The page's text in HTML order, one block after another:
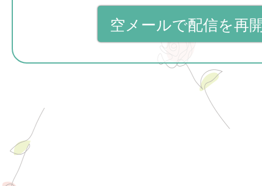
空メールで配信を再